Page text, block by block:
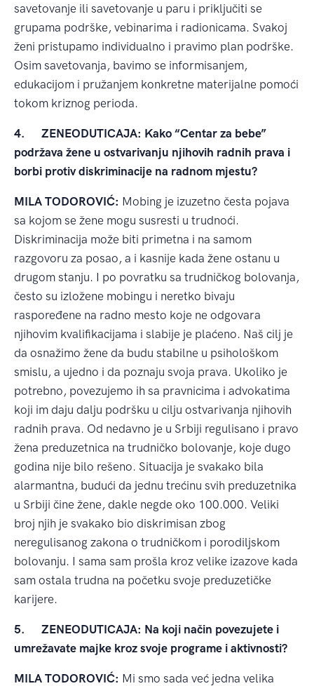
savetovanje ili savetovanje u paru i priključiti se
grupama podrške, vebinarima i radionicama. Svakoj
ženi pristupamo individualno i pravimo plan podrške.
Osim savetovanja, bavimo se informisanjem,
edukacijom i pružanjem konkretne materijalne pomoći
tokom kriznog perioda.
4. ZENEODUTICAJA: Kako “Centar za bebe”
podržava žene u ostvarivanju njihovih radnih prava i
borbi protiv diskriminacije na radnom mjestu?
MILA TODOROVIĆ: Mobing je izuzetno česta pojava
sa kojom se žene mogu susresti u trudnoći.
Diskriminacija može biti primetna i na samom
razgovoru za posao, a i kasnije kada žene ostanu u
drugom stanju. I po povratku sa trudničkog bolovanja,
često su izložene mobingu i neretko bivaju
raspoređene na radno mesto koje ne odgovara
njihovim kvalifikacijama i slabije je plaćeno. Naš cilj je
da osnažimo žene da budu stabilne u psihološkom
smislu, a ujedno i da poznaju svoja prava. Ukoliko je
potrebno, povezujemo ih sa pravnicima i advokatima
koji im daju dalju podršku u cilju ostvarivanja njihovih
radnih prava. Od nedavno je u Srbiji regulisano i pravo
žena preduzetnica na trudničko bolovanje, koje dugo
godina nije bilo rešeno. Situacija je svakako bila
alarmantna, budući da jednu trećinu svih preduzetnika
u Srbiji čine žene, dakle negde oko 100.000. Veliki
broj njih je svakako bio diskrimisan zbog
neregulisanog zakona o trudničkom i porodiljskom
bolovanju. I sama sam prošla kroz velike izazove kada
sam ostala trudna na početku svoje preduzetičke
karijere.
5. ZENEODUTICAJA: Na koji način povezujete i
umrežavate majke kroz svoje programe i aktivnosti?
MILA TODOROVIĆ: Mi smo sada već jedna velika